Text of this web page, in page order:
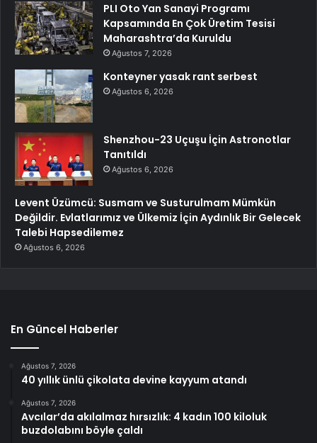
PLI Oto Yan Sanayi Programı
Kapsamında En Çok Üretim Tesisi
Maharashtra’da Kuruldu
Ağustos 7, 2026
Konteyner yasak rant serbest
Ağustos 6, 2026
Shenzhou-23 Uçuşu İçin Astronotlar
Tanıtıldı
Ağustos 6, 2026
Levent Üzümcü: Susmam ve Susturulmam Mümkün
Değildir. Evlatlarımız ve Ülkemiz İçin Aydınlık Bir Gelecek
Talebi Hapsedilemez
Ağustos 6, 2026
En Güncel Haberler
Ağustos 7, 2026
40 yıllık ünlü çikolata devine kayyum atandı
Ağustos 7, 2026
Avcılar’da akılalmaz hırsızlık: 4 kadın 100 kiloluk
buzdolabını böyle çaldı